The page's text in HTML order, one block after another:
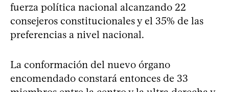
fuerza política nacional alcanzando 22
consejeros constitucionales y el 35% de las
preferencias a nivel nacional.
La conformación del nuevo órgano
encomendado constará entonces de 33